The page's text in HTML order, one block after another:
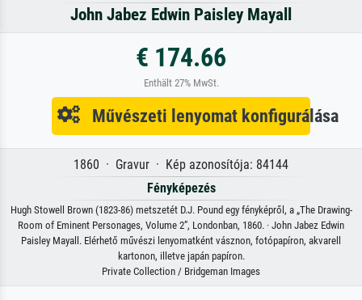
John Jabez Edwin Paisley Mayall
€ 174.66
Enthält 27% MwSt.
Művészeti lenyomat konfigurálása
1860 · Gravur · Kép azonosítója: 84144
Fényképezés
Hugh Stowell Brown (1823-86) metszetét D.J. Pound egy fényképről, a „The Drawing-
Room of Eminent Personages, Volume 2”, Londonban, 1860. · John Jabez Edwin
Paisley Mayall. Elérhető művészi lenyomatként vásznon, fotópapíron, akvarell
kartonon, illetve japán papíron.
Private Collection / Bridgeman Images